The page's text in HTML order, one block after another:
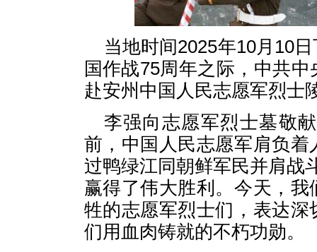
当地时间2025年10月10
国作战75周年之际，中共
赴安州中国人民志愿军烈士
李强向志愿军烈士墓敬
前，中国人民志愿军肩负
过鸭绿江同朝鲜军民并肩战
赢得了伟大胜利。今天，
牲的志愿军烈士们，表达
们用血肉铸就的不朽功勋。